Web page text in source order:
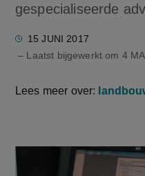
gespecialiseerde
15 JUNI 2017
– Laatst bijgewerkt om 4
Lees meer over: